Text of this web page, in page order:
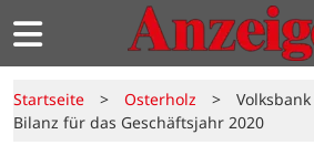
Startseite > Osterholz >
Bilanz für das Geschäftsjahr 2020